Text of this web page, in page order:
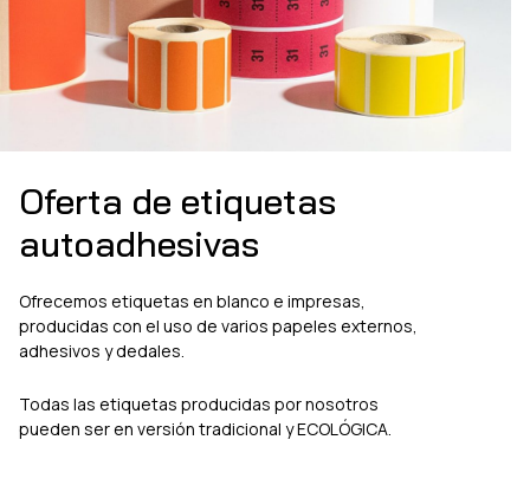
Oferta de etiquetas
autoadhesivas
Ofrecemos etiquetas en blanco e impresas,
producidas con el uso de varios papeles externos,
adhesivos y dedales.
Todas las etiquetas producidas por nosotros
pueden ser en versión tradicional y ECOLÓGICA.